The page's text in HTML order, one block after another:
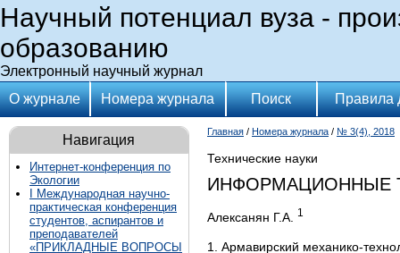
Научный потенциал вуза -
образованию
Электронный научный журнал
О журнале
Номера журнала Поиск Правила
Навигация
Интернет-конференция по
Экологии
I Международная научно-
практическая конференция
студентов, аспирантов и
преподавателей
«ПРИКЛАДНЫЕ ВОПРОСЫ
Главная / Номера журнала / № 3(4), 2018
Технические науки
ИНФОРМАЦИОННЫЕ
Алексанян Г.А. 1
1. Армавирский механико-